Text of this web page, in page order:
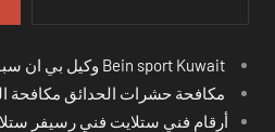
مكافحة حشرات الحدائق مكافحة
أرقام فني ستلايت فني رسيفر